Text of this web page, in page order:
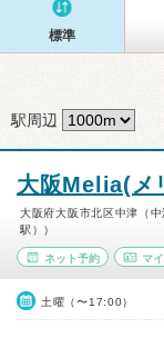
標準
駅周辺
大阪Melia(メ
大阪府大阪市北区中津（
駅））
ネット予約 マ
土曜（〜17:00）